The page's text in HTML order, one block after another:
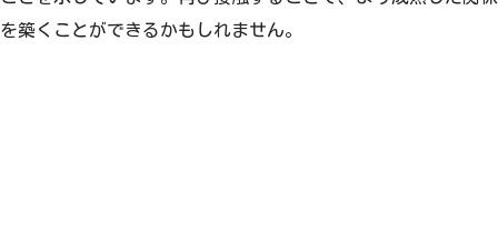
を築くことができるかもしれません。